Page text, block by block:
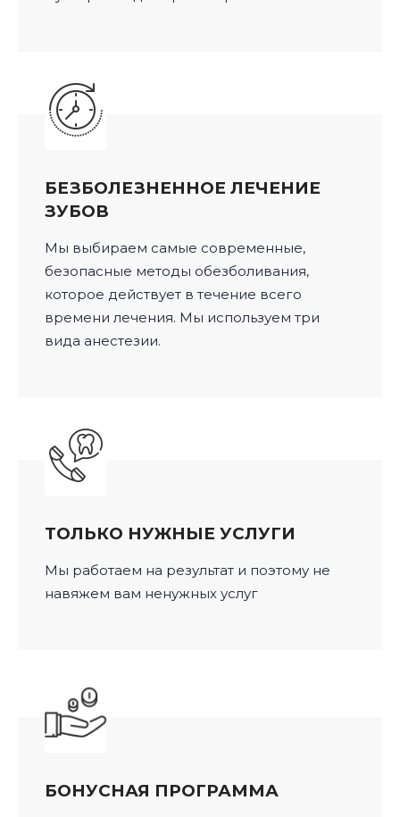
БЕЗБОЛЕЗНЕННОЕ ЛЕЧЕНИЕ
ЗУБОВ
Мы выбираем самые современные,
безопасные методы обезболивания,
которое действует в течение всего
времени лечения. Мы используем три
вида анестезии.
ТОЛЬКО НУЖНЫЕ УСЛУГИ
Мы работаем на результат и поэтому не
навяжем вам ненужных услуг
БОНУСНАЯ ПРОГРАММА